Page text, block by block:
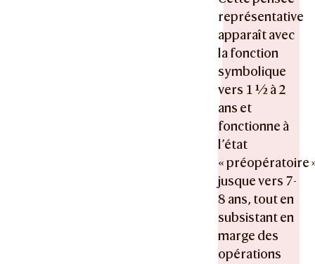
représentative
apparaît avec
la fonction
symbolique
vers 1 ½ à 2
ans et
fonctionne à
l’état
« préopératoire
jusque vers 7-
8 ans, tout en
subsistant en
marge des
opérations